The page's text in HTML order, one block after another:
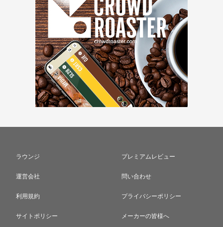
ラウンジ プレミアムレビュー
運営会社 問い合わせ
利用規約 プライバシーポリシー
サイトポリシー メーカーの皆様へ